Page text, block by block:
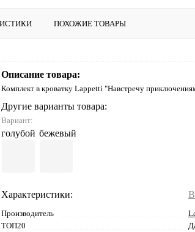
ПОХОЖИЕ ТОВАРЫ
Описание товара:
Комплект в кроватку Lappetti "Навстречу
Другие варианты товара:
Вариант:
голубой бежевый
Характеристики:
Производитель
ТОП20